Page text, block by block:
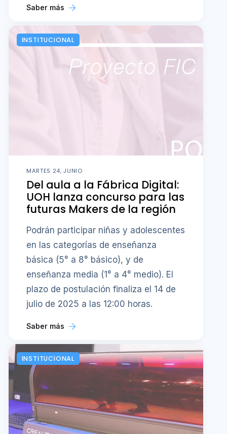
Saber más
INSTITUCIONAL
MARTES 24, JUNIO
Del aula a la Fábrica Digital:
UOH lanza concurso para las
futuras Makers de la región
Podrán participar niñas y adolescentes
en las categorías de enseñanza
básica (5° a 8° básico), y de
enseñanza media (1° a 4° medio). El
plazo de postulación finaliza el 14 de
julio de 2025 a las 12:00 horas.
Saber más
INSTITUCIONAL